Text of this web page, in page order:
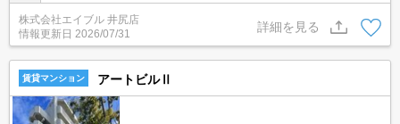
サポート1,650円。
株式会社エイブル 井尻店
情報更新日 2026/07/31
詳細を見る
賃貸マンション アートビルⅡ